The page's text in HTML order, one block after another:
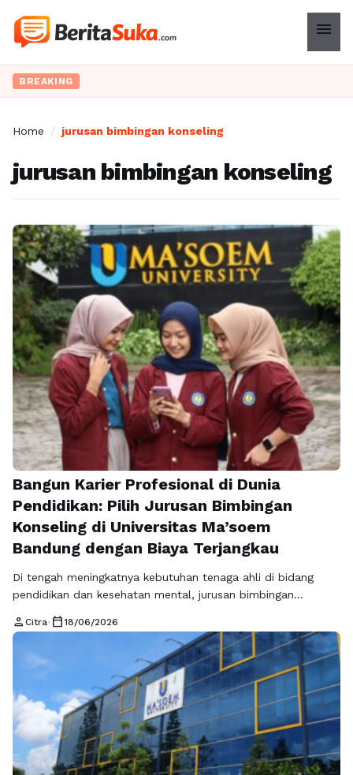
menu
BREAKING
Home / jurusan bimbingan konseling
jurusan bimbingan konseling
Bangun Karier Profesional di Dunia
Pendidikan: Pilih Jurusan Bimbingan
Konseling di Universitas Ma’soem
Bandung dengan Biaya Terjangkau
Di tengah meningkatnya kebutuhan tenaga ahli di bidang
pendidikan dan kesehatan mental, jurusan bimbingan
diminati oleh calon mahasiswa di Indonesia. Program studi
ini tidak hanya menawarkan ilmu pengetahuan, tetapi juga
kesempatan untuk berperan langsung dalam membantu
orang lain menghadapi berbagai tantangan kehidupan. Bagi
Anda yang ingin melanjutkan … Read more
person Citra• calendar_today18/06/2026